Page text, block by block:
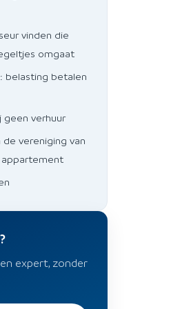
vinden die
omgaat
belasting betalen
geen verhuur
vereniging van
appartement
expert, zonder